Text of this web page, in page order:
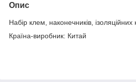
Опис
Набір клем, наконечників, ізоляційних
Країна-виробник: Китай